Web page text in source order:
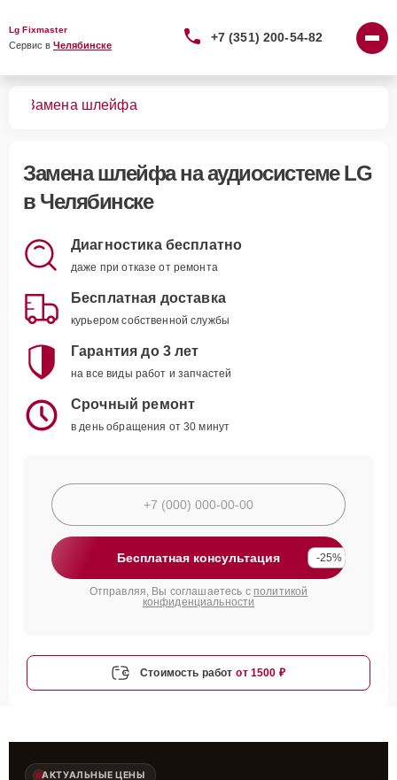
Lg Fixmaster
Сервис в Челябинске
+7 (351) 200-54-82
Замена шлейфа
Замена шлейфана аудиосистеме LG
в Челябинске
Диагностика бесплатно
даже при отказе от ремонта
Бесплатная доставка
курьером собственной службы
Гарантия до 3 лет
на все виды работ и запчастей
Срочный ремонт
в день обращения от 30 минут
Бесплатная консультация -25%
Отправляя, Вы соглашаетесь с политикой
конфиденциальности
Стоимость работ от 1500 ₽
АКТУАЛЬНЫЕ ЦЕНЫ